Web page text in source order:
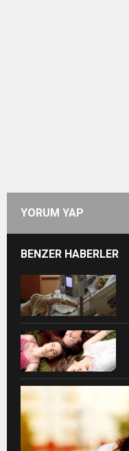
YORUM YAP
BENZER HABERLER